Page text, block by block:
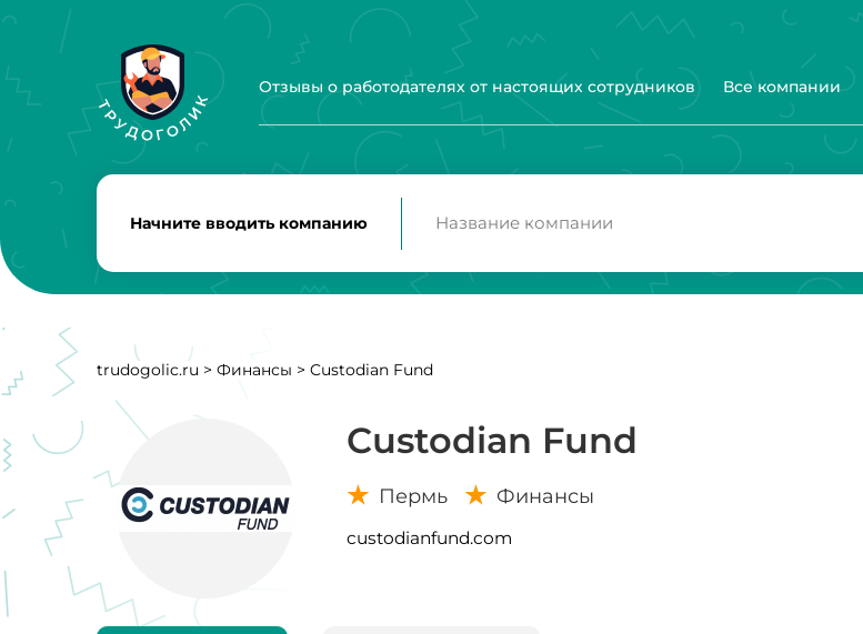
Отзывы о работодателях от настоящих сотрудников Все компании
Начните вводить компанию
trudogolic.ru > Финансы > Custodian Fund
Custodian Fund
Пермь Финансы
custodianfund.com